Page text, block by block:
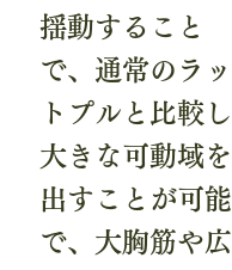
揺動すること
で、通常のラッ
トプルと比較し
大きな可動域を
出すことが可能
で、大胸筋や広